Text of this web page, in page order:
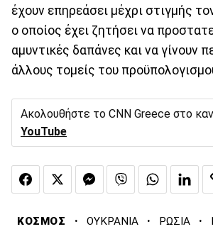
έχουν επηρεάσει μέχρι στιγμής
ο οποίος έχει ζητήσει να
αμυντικές δαπάνες και να γίνουν
άλλους τομείς του
Ακολουθήστε το CNN Greece στο
YouTube
ΚΟΣΜΟΣ · ΟΥΚΡΑΝΙΑ · ΡΩΣΙΑ ·